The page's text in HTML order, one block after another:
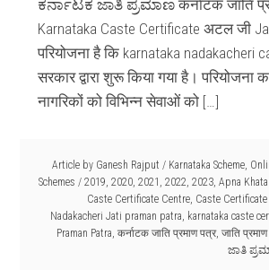
ಕರ್ನಾಟಕ ಜಾತಿ ಪ್ರಮಾಣ कर्नाटक जाति
Karnataka Caste Certificate अटल जी
परियोजना है कि karnataka nadakacheri
सरकार द्वारा शुरू किया गया है। परियोजना
नागरिकों को विभिन्न सेवाओं को […]
Article by Ganesh Rajput / Karnataka Scheme,
Schemes / 2019, 2020, 2021 , 2022, 2023, Apna
Caste Certificate Centre, Caste Certificate
Nadakacheri Jati praman patra, karnataka caste
Praman Patra, कर्नाटक जाति प्रमाण पत्र, जाति
ಜಾತಿ